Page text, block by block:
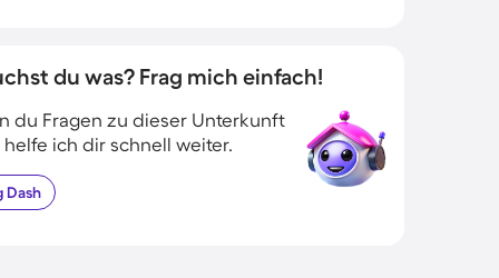
du was? Frag mich einfach!
du Fragen zu dieser Unterkunft
helfe ich dir schnell weiter.
Dash